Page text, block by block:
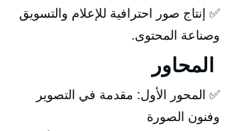
✅ إنتاج صور احترافية للإعلام والتسويق
وصناعة المحتوى.
✅ المحور الأول: مقدمة في التصوير
وفنون الصورة